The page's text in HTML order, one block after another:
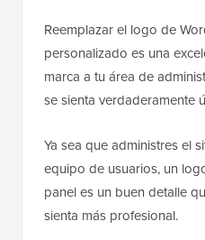
Reemplazar el logo de
personalizado es una
marca a tu área de
se sienta verdaderamente
Ya sea que administres el
equipo de usuarios, un
panel es un buen detalle
sienta más profesional.